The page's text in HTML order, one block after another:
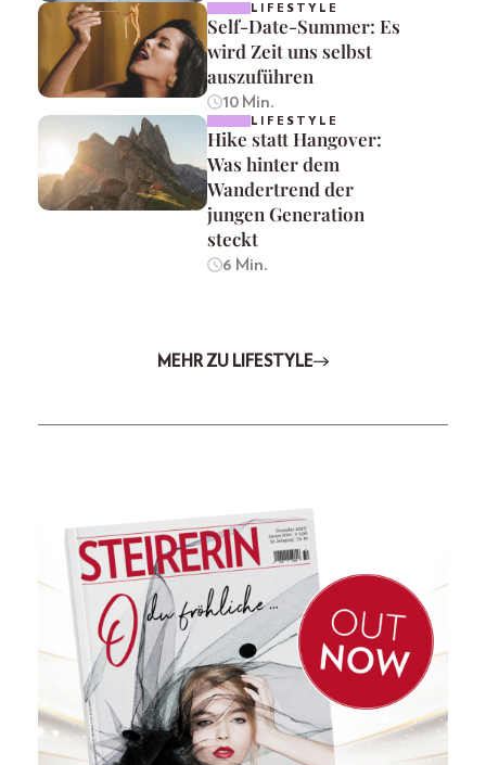
LIFESTYLE
Self-Date-Summer: Es
wird Zeit uns selbst
auszuführen
10 Min.
LIFESTYLE
Hike statt Hangover:
Was hinter dem
Wandertrend der
jungen Generation
steckt
6 Min.
MEHR ZU LIFESTYLE